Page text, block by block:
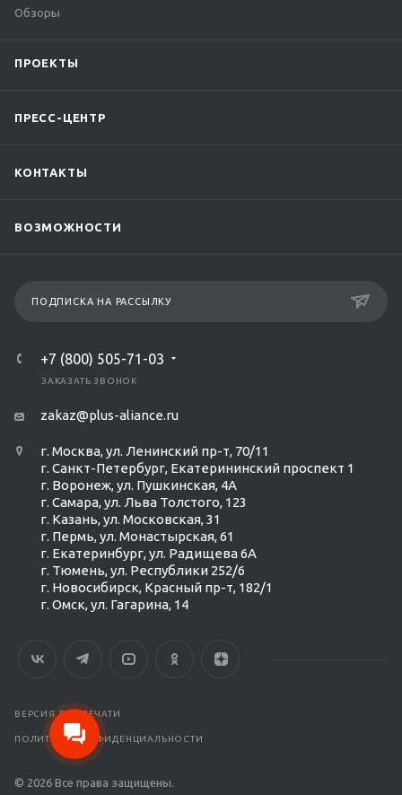
Ольга Кравченко
вас появятся вопросы.
Обзоры
ПРОЕКТЫ
ПРЕСС-ЦЕНТР
КОНТАКТЫ
ВОЗМОЖНОСТИ
ПОДПИСКА НА РАССЫЛКУ
+7 (800) 505-71-03
ЗАКАЗАТЬ ЗВОНОК
zakaz@plus-aliance.ru
г. Москва, ул. Ленинский пр-т, 70/11
г. Санкт-Петербург, Екатерининский проспект 1
г. Воронеж, ул. Пушкинская, 4А
г. Самара, ул. Льва Толстого, 123
г. Казань, ул. Московская, 31
г. Пермь, ул. Монастырская, 61
г. Екатеринбург, ул. Радищева 6А
г. Тюмень, ул. Республики 252/6
г. Новосибирск, Красный пр-т, 182/1
г. Омск, ул. ​Гагарина, 14
ВЕРСИЯ ДЛЯ ПЕЧАТИ
ПОЛИТИКА КОНФИДЕНЦИАЛЬНОСТИ
© 2026 Все права защищены.